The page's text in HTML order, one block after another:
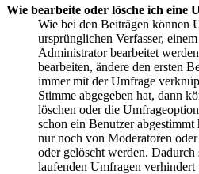
Wie bearbeite oder lösche ich eine
Wie bei den Beiträgen können
ursprünglichen Verfasser,
Administrator bearbeitet
bearbeiten, ändere den ersten
immer mit der Umfrage
Stimme abgegeben hat, dann
löschen oder die
schon ein Benutzer
nur noch von Moderatoren
oder gelöscht werden.
laufenden Umfragen verhindert